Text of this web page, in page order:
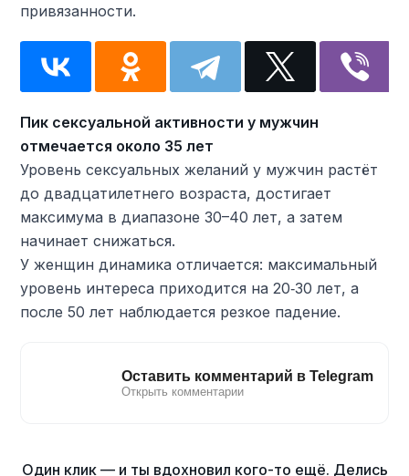
привязанности.
Пик сексуальной активности у мужчин
отмечается около 35 лет
Уровень сексуальных желаний у мужчин растёт
до двадцатилетнего возраста, достигает
максимума в диапазоне 30–40 лет, а затем
начинает снижаться.
У женщин динамика отличается: максимальный
уровень интереса приходится на 20‑30 лет, а
после 50 лет наблюдается резкое падение.